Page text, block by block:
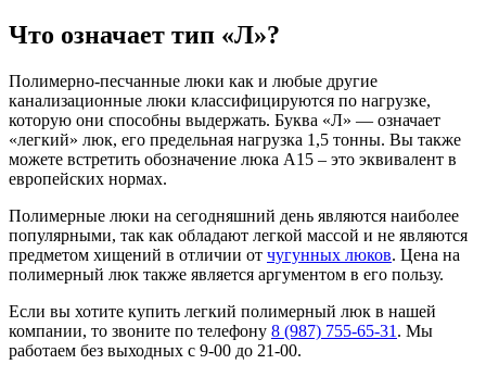
Что означает тип «Л»?
Полимерно-песчанные люки как и любые другие
канализационные люки классифицируются по нагрузке,
которую они способны выдержать. Буква «Л» — означает
«легкий» люк, его предельная нагрузка 1,5 тонны. Вы также
можете встретить обозначение люка А15 – это эквивалент в
европейских нормах.
Полимерные люки на сегодняшний день являются наиболее
популярными, так как обладают легкой массой и не являются
предметом хищений в отличии от чугунных люков. Цена на
полимерный люк также является аргументом в его пользу.
Если вы хотите купить легкий полимерный люк в нашей
компании, то звоните по телефону 8 (987) 755-65-31 . Мы
работаем без выходных с 9-00 до 21-00.